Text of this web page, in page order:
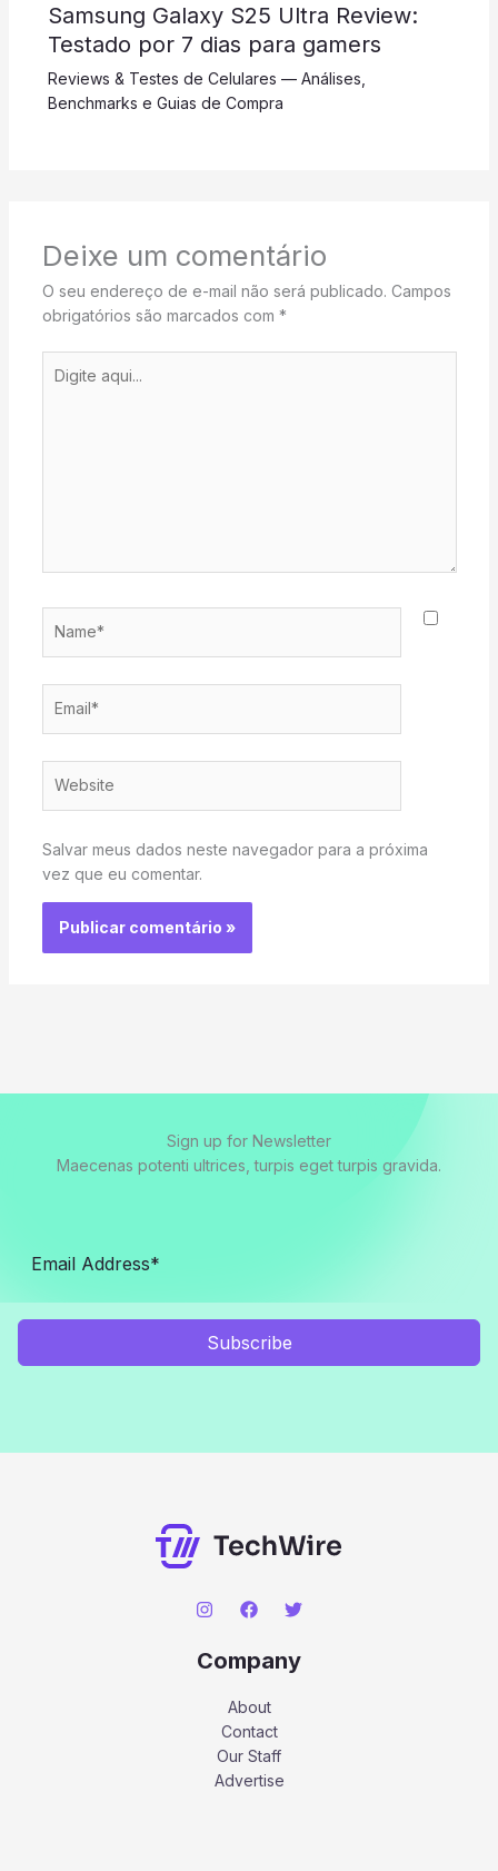
Samsung Galaxy S25 Ultra Review:
Testado por 7 dias para gamers
Reviews & Testes de Celulares — Análises,
Benchmarks e Guias de Compra
Deixe um comentário
O seu endereço de e-mail não será publicado. Campos
obrigatórios são marcados com *
aqui...
Salvar meus dados neste navegador para a próxima
vez que eu comentar.
Sign up for Newsletter
Maecenas potenti ultrices, turpis eget turpis gravida.
Subscribe
Company
About
Contact
Our Staff
Advertise